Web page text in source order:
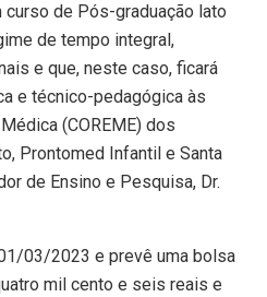
curso de Pós-graduação lato
de tempo integral,
e que, neste caso, ficará
e técnico-pedagógica às
(COREME) dos
Prontomed Infantil e Santa
de Ensino e Pesquisa, Dr.
03/2023 e prevê uma bolsa
mil cento e seis reais e